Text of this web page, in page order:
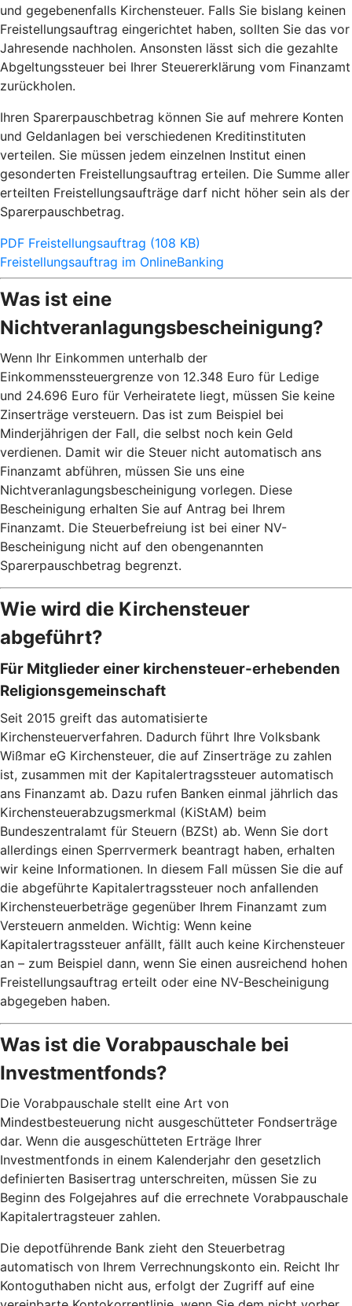
und gegebenenfalls Kirchensteuer. Falls Sie bislang keinen
Freistellungsauftrag eingerichtet haben, sollten Sie das vor
Jahresende nachholen. Ansonsten lässt sich die gezahlte
Abgeltungssteuer bei Ihrer Steuererklärung vom Finanzamt
zurückholen.
Ihren Sparerpauschbetrag können Sie auf mehrere Konten
und Geldanlagen bei verschiedenen Kreditinstituten
verteilen. Sie müssen jedem einzelnen Institut einen
gesonderten Freistellungsauftrag erteilen. Die Summe aller
erteilten Freistellungsaufträge darf nicht höher sein als der
Sparerpauschbetrag.
PDF Freistellungsauftrag (108 KB)
Freistellungsauftrag im OnlineBanking
Was ist eine
Nichtveranlagungsbescheinigung?
Wenn Ihr Einkommen unterhalb der
Einkommenssteuergrenze von 12.348 Euro für Ledige
und 24.696 Euro für Verheiratete liegt, müssen Sie keine
Zinserträge versteuern. Das ist zum Beispiel bei
Minderjährigen der Fall, die selbst noch kein Geld
verdienen. Damit wir die Steuer nicht automatisch ans
Finanzamt abführen, müssen Sie uns eine
Nichtveranlagungsbescheinigung vorlegen. Diese
Bescheinigung erhalten Sie auf Antrag bei Ihrem
Finanzamt. Die Steuerbefreiung ist bei einer NV-
Bescheinigung nicht auf den obengenannten
Sparerpauschbetrag begrenzt.
Wie wird die Kirchensteuer
abgeführt?
Für Mitglieder einer kirchensteuer-erhebenden
Religionsgemeinschaft
Seit 2015 greift das automatisierte
Kirchensteuerverfahren. Dadurch führt Ihre Volksbank
Wißmar eG Kirchensteuer, die auf Zinserträge zu zahlen
ist, zusammen mit der Kapitalertragssteuer automatisch
ans Finanzamt ab. Dazu rufen Banken einmal jährlich das
Kirchensteuerabzugsmerkmal (KiStAM) beim
Bundeszentralamt für Steuern (BZSt) ab. Wenn Sie dort
allerdings einen Sperrvermerk beantragt haben, erhalten
wir keine Informationen. In diesem Fall müssen Sie die auf
die abgeführte Kapitalertragssteuer noch anfallenden
Kirchensteuerbeträge gegenüber Ihrem Finanzamt zum
Versteuern anmelden. Wichtig: Wenn keine
Kapitalertragssteuer anfällt, fällt auch keine Kirchensteuer
an – zum Beispiel dann, wenn Sie einen ausreichend hohen
Freistellungsauftrag erteilt oder eine NV-Bescheinigung
abgegeben haben.
Was ist die Vorabpauschale bei
Investmentfonds?
Die Vorabpauschale stellt eine Art von
Mindestbesteuerung nicht ausgeschütteter Fondserträge
dar. Wenn die ausgeschütteten Erträge Ihrer
Investmentfonds in einem Kalenderjahr den gesetzlich
definierten Basisertrag unterschreiten, müssen Sie zu
Beginn des Folgejahres auf die errechnete Vorabpauschale
Kapitalertragsteuer zahlen.
Die depotführende Bank zieht den Steuerbetrag
automatisch von Ihrem Verrechnungskonto ein. Reicht Ihr
Kontoguthaben nicht aus, erfolgt der Zugriff auf eine